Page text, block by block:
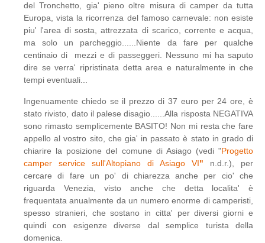
del Tronchetto, gia' pieno oltre misura di camper da tutta
Europa, vista la ricorrenza del famoso carnevale: non esiste
piu' l'area di sosta, attrezzata di scarico, corrente e acqua,
ma solo un parcheggio......Niente da fare per qualche
centinaio di mezzi e di passeggeri. Nessuno mi ha saputo
dire se verra' ripristinata detta area e naturalmente in che
tempi eventuali...
Ingenuamente chiedo se il prezzo di 37 euro per 24 ore, è
stato rivisto, dato il palese disagio......Alla risposta NEGATIVA
sono rimasto semplicemente BASITO! Non mi resta che fare
appello al vostro sito, che gia' in passato è stato in grado di
chiarire la posizione del comune di Asiago (vedi "Progetto
camper service sull'Altopiano di Asiago VI" n.d.r.), per
cercare di fare un po' di chiarezza anche per cio' che
riguarda Venezia, visto anche che detta localita' è
frequentata anualmente da un numero enorme di camperisti,
spesso stranieri, che sostano in citta' per diversi giorni e
quindi con esigenze diverse dal semplice turista della
domenica.